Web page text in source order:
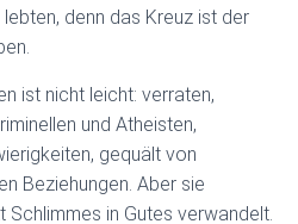
denn das Kreuz ist der
ist nicht leicht: verraten,
und Atheisten,
gequält von
Beziehungen. Aber sie
Schlimmes in Gutes verwandelt.